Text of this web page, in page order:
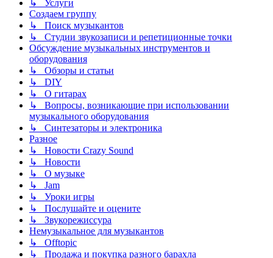
↳ Услуги
Создаем группу
↳ Поиск музыкантов
↳ Студии звукозаписи и репетиционные точки
Обсуждение музыкальных инструментов и
оборудования
↳ Обзоры и статьи
↳ DIY
↳ О гитарах
↳ Вопросы, возникающие при использовании
музыкального оборудования
↳ Синтезаторы и электроника
Разное
↳ Новости Crazy Sound
↳ Новости
↳ О музыке
↳ Jam
↳ Уроки игры
↳ Послушайте и оцените
↳ Звукорежиссура
Немузыкальное для музыкантов
↳ Offtopic
↳ Продажа и покупка разного барахла